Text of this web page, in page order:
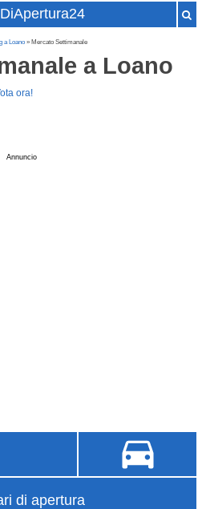
a Loano » Mercato Settimanale
a Loano
ora!
Annuncio
di apertura